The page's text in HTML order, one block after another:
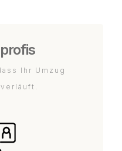
Ihr Umzug